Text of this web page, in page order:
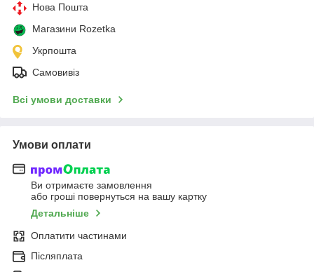
Нова Пошта
Магазини Rozetka
Укрпошта
Самовивіз
Всі умови доставки
Умови оплати
Ви отримаєте замовлення
або гроші повернуться на вашу картку
Детальніше
Оплатити частинами
Післяплата